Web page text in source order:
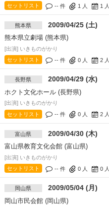
セットリスト
-- 件 1 人 1 人
熊本県 2009/04/25 (土)
熊本県立劇場 (熊本県)
[出演] いきものがかり
セットリスト
-- 件 0人 2人
長野県 2009/04/29 (水)
ホクト文化ホール (長野県)
[出演] いきものがかり
セットリスト
-- 件 0人 2人
富山県 2009/04/30 (木)
富山県教育文化会館 (富山県)
[出演] いきものがかり
セットリスト
-- 件 0人 0人
岡山県 2009/05/04 (月)
岡山市民会館 (岡山県)